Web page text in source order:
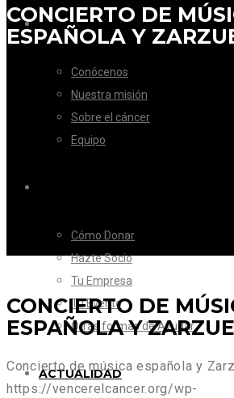
LA FUNDACIÓN
Conócenos
Nuestra misión
Sobre el cáncer
Equipo
Cómo Donar
Hazte Socio
Tu Empresa
Tu Evento
Otras formas de Ayudar
ACTUALIDAD
CONCIERTO DE
ESPAÑOLA Y
CONCIERTO DE
ESPAÑOLA Y
Concierto de música española y
https://vencerelcancer.org/wp-